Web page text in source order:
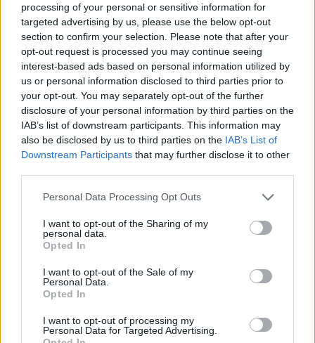
processing of your personal or sensitive information for
targeted advertising by us, please use the below opt-out
section to confirm your selection. Please note that after your
opt-out request is processed you may continue seeing
interest-based ads based on personal information utilized by
us or personal information disclosed to third parties prior to
your opt-out. You may separately opt-out of the further
disclosure of your personal information by third parties on the
IAB’s list of downstream participants. This information may
also be disclosed by us to third parties on the IAB’s List of
Downstream Participants that may further disclose it to other
Please note that this website/app uses one or more Google
not limited to your visit or usage behaviour. You may click to
grant or deny consent to Google and its third-party tags to
use your data for below specified purposes in below Google
consent section.
Personal Data Processing Opt Outs
I want to opt-out of the Sharing of my
personal data.
Opted In
I want to opt-out of the Sale of my
Personal Data.
Opted In
I want to opt-out of processing my
Personal Data for Targeted Advertising.
Kiss Lajos
mert a pilóták mobillal fotóztak és videóztak
Egyikük előre be is jelentette, hogy a mobilját repülés
közben nyomkodni fogja, hogy minél jobb felvételeket...